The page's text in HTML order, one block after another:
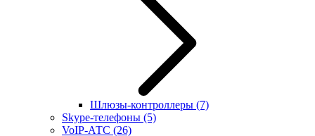
Шлюзы-контроллеры (7)
Skype-телефоны (5)
VoIP-АТС (26)